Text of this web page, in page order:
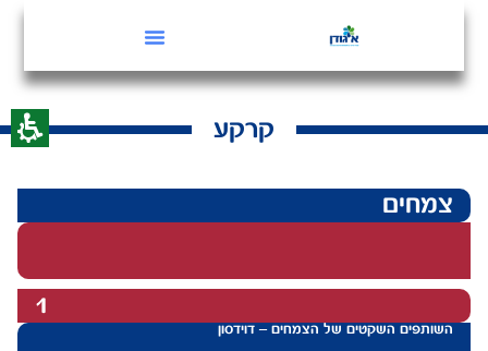
קרקע
צמחים
1
השותפים השקטים של הצמחים – דוידסון